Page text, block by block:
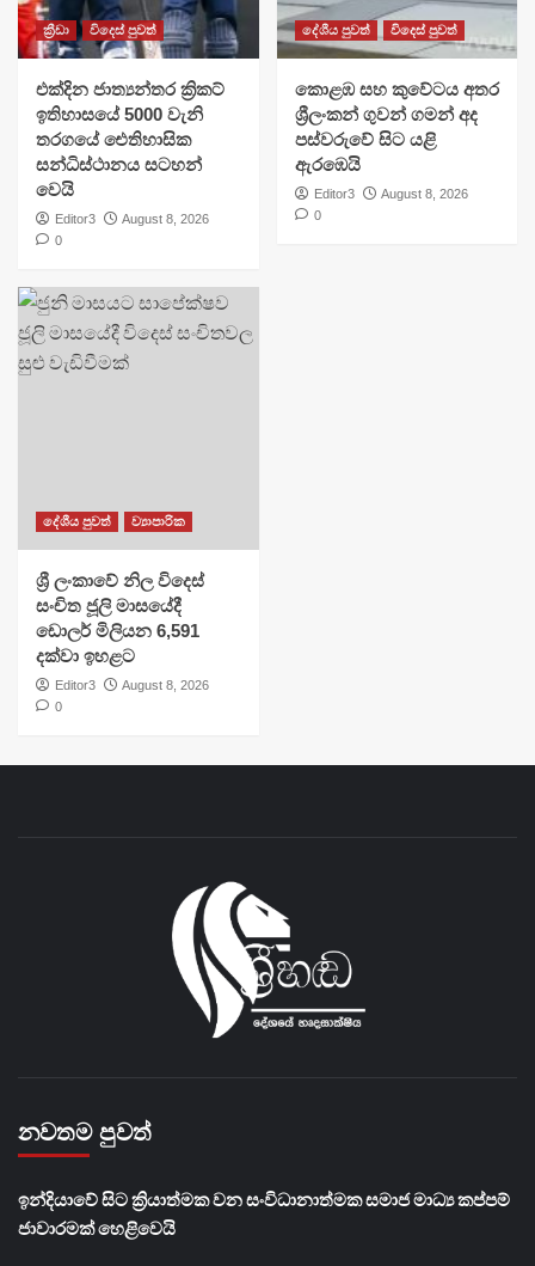
ක්‍රීඩා විදෙස් පුවත්
එක්දින ජාත්‍යන්තර ක්‍රිකට්
ඉතිහාසයේ 5000 වැනි
තරගයේ ඓතිහාසික
සන්ධිස්ථානය සටහන්
වෙයි
Editor3
August 8, 2026
0
දේශීය පුවත් විදෙස් පුවත්
​කොළඹ සහ කුවේටය අතර
ශ්‍රීලංකන් ගුවන් ගමන් අද
පස්වරුවේ සිට යළි
ඇරඹෙයි
Editor3
August 8, 2026
0
දේශීය පුවත් ව්‍යාපාරික
ශ්‍රී ලංකාවේ නිල විදෙස්
සංචිත ජූලි මාසයේදී
ඩොලර් මිලියන 6,591
දක්වා ඉහළට
Editor3
August 8, 2026
0
නවතම පුවත්
​ඉන්දියාවේ සිට ක්‍රියාත්මක වන සංවිධානාත්මක සමාජ මාධ්‍ය කප්පම්
ජාවාරමක් හෙළිවෙයි